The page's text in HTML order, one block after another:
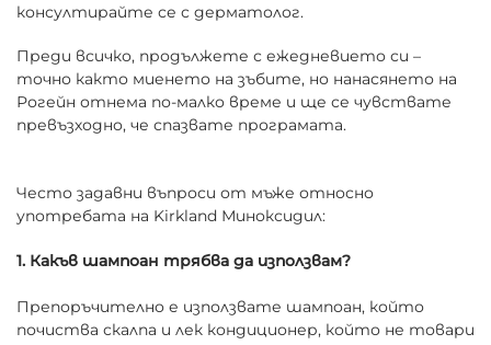
консултирайте се с дерматолог.
Преди всичко, продължете с ежедневието си –
точно както миенето на зъбите, но нанасянето на
Рогейн отнема по-малко време и ще се чувствате
превъзходно, че спазвате програмата.
Често задавни въпроси от мъже относно
употребата на Kirkland Миноксидил:
1. Какъв шампоан трябва да използвам?
Препоръчително е използвате шампоан, който
почиства скалпа и лек кондиционер, който не товари